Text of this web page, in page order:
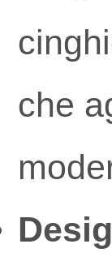
che